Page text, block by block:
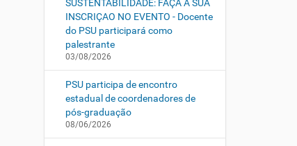
SUSTENTABILIDADE: FAÇA A SUA
INSCRIÇAO NO EVENTO - Docente
do PSU participará como
palestrante
03/08/2026
PSU participa de encontro
estadual de coordenadores de
pós-graduação
08/06/2026